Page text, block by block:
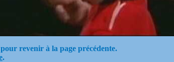
revenir à la page précédente.
.